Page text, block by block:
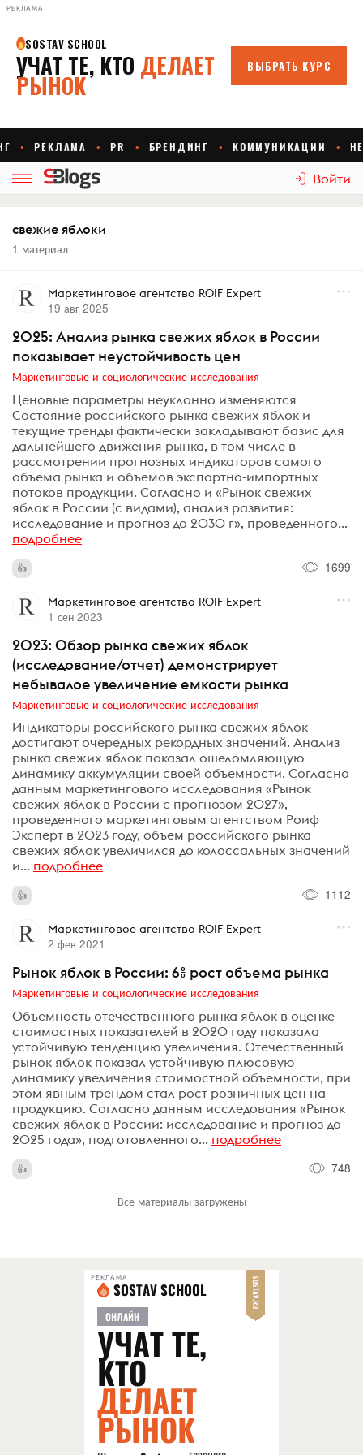
РЕКЛАМА
Войти
свежие яблоки
1 материал
Маркетинговое агентство ROIF Expert
19 авг 2025
2025: Анализ рынка свежих яблок в России
показывает неустойчивость цен
Маркетинговые и социологические исследования
Ценовые параметры неуклонно изменяются
Состояние российского рынка свежих яблок и
текущие тренды фактически закладывают базис для
дальнейшего движения рынка, в том числе в
рассмотрении прогнозных индикаторов самого
объема рынка и объемов экспортно-импортных
потоков продукции. Согласно и «Рынок свежих
яблок в России (с видами), анализ развития:
исследование и прогноз до 2030 г», проведенного...
подробнее
1699
Маркетинговое агентство ROIF Expert
1 сен 2023
2023: Обзор рынка свежих яблок
(исследование/отчет) демонстрирует
небывалое увеличение емкости рынка
Маркетинговые и социологические исследования
Индикаторы российского рынка свежих яблок
достигают очередных рекордных значений. Анализ
рынка свежих яблок показал ошеломляющую
динамику аккумуляции своей объемности. Согласно
данным маркетингового исследования «Рынок
свежих яблок в России с прогнозом 2027»,
проведенного маркетинговым агентством Роиф
Эксперт в 2023 году, объем российского рынка
свежих яблок увеличился до колоссальных значений
и... подробнее
1112
Маркетинговое агентство ROIF Expert
2 фев 2021
Рынок яблок в России: 6% рост объема рынка
Маркетинговые и социологические исследования
Объемность отечественного рынка яблок в оценке
стоимостных показателей в 2020 году показала
устойчивую тенденцию увеличения. Отечественный
рынок яблок показал устойчивую плюсовую
динамику увеличения стоимостной объемности, при
этом явным трендом стал рост розничных цен на
продукцию. Согласно данным исследования «Рынок
свежих яблок в России: исследование и прогноз до
2025 года», подготовленного... подробнее
748
Все материалы загружены
РЕКЛАМА